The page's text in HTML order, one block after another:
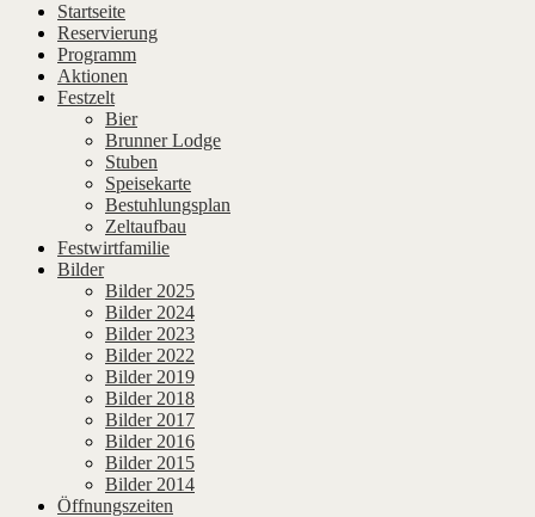
Startseite
Reservierung
Programm
Aktionen
Festzelt
Bier
Brunner Lodge
Stuben
Speisekarte
Bestuhlungsplan
Zeltaufbau
Festwirtfamilie
Bilder
Bilder 2025
Bilder 2024
Bilder 2023
Bilder 2022
Bilder 2019
Bilder 2018
Bilder 2017
Bilder 2016
Bilder 2015
Bilder 2014
Öffnungszeiten